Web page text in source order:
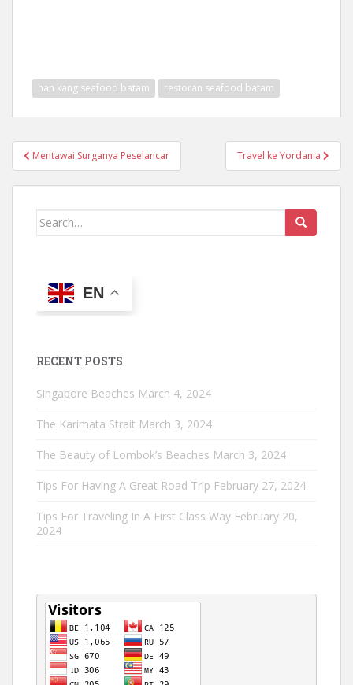
han kang seafood batam restoran seafood batam
Post
navigation
Mentawai Surganya Peselancar Travel ke Yordania
Search
EN
RECENT POSTS
Singapore Beaches March 4, 2024
The Karimata Strait March 3, 2024
The Beauty of Lombok’s Beaches March 3, 2024
Tips For Having A Great Road Trip February 27, 2024
Tips For Traveling In A First Class Way February 20,
2024